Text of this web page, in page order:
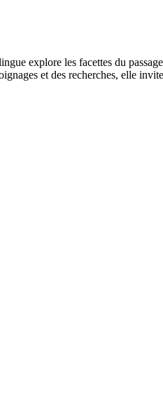
explore les facettes du
et des recherches, elle